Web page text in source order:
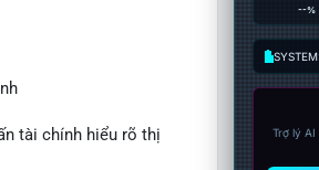
tài chính hiểu rõ thị
--%
Trợ lý